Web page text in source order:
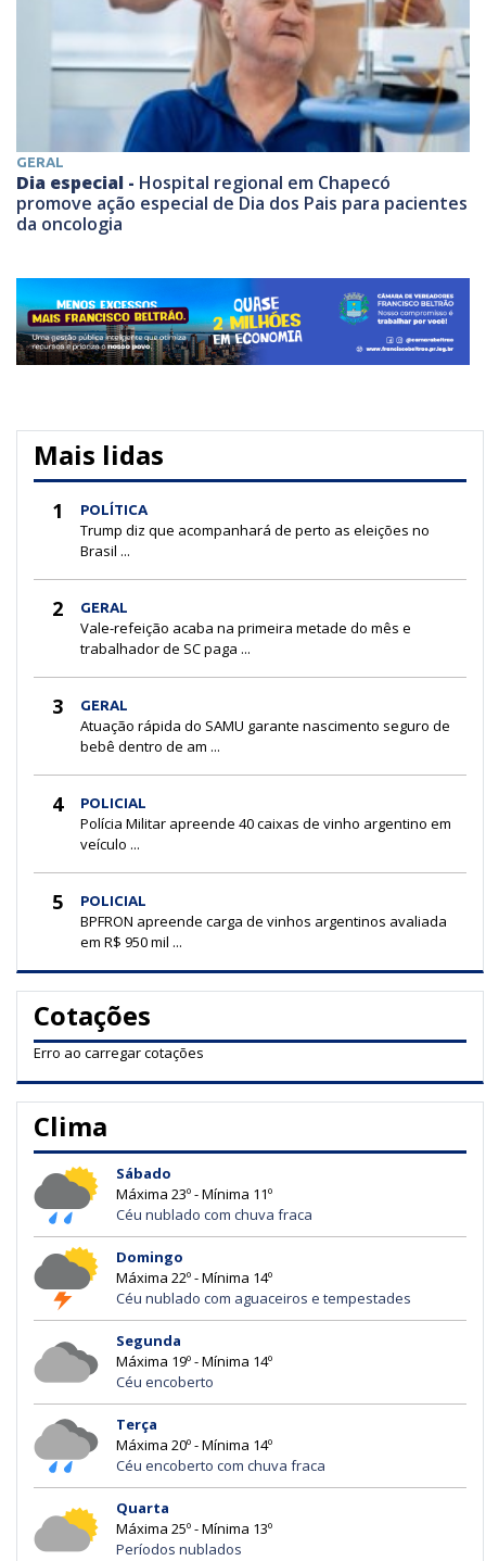
GERAL
Dia especial - Hospital regional em Chapecó
promove ação especial de Dia dos Pais para pacientes
da oncologia
Mais lidas
1 POLÍTICA
Trump diz que acompanhará de perto as eleições no
Brasil ...
2 GERAL
Vale-refeição acaba na primeira metade do mês e
trabalhador de SC paga ...
3 GERAL
Atuação rápida do SAMU garante nascimento seguro de
bebê dentro de am ...
4 POLICIAL
Polícia Militar apreende 40 caixas de vinho argentino em
veículo ...
5 POLICIAL
BPFRON apreende carga de vinhos argentinos avaliada
em R$ 950 mil ...
Cotações
Erro ao carregar cotações
Clima
Sábado
Máxima 23º - Mínima 11º
Céu nublado com chuva fraca
Domingo
Máxima 22º - Mínima 14º
Céu nublado com aguaceiros e tempestades
Segunda
Máxima 19º - Mínima 14º
Céu encoberto
Terça
Máxima 20º - Mínima 14º
Céu encoberto com chuva fraca
Quarta
Máxima 25º - Mínima 13º
Períodos nublados